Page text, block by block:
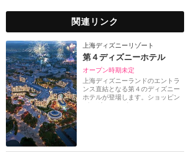
関連リンク
上海ディズニーリゾート
第４ディズニーホテル
オープン時期未定
上海ディズニーランドのエントラ
ンス直結となる第４のディズニー
ホテルが登場します。ショッピン
グ、ダイニング、...